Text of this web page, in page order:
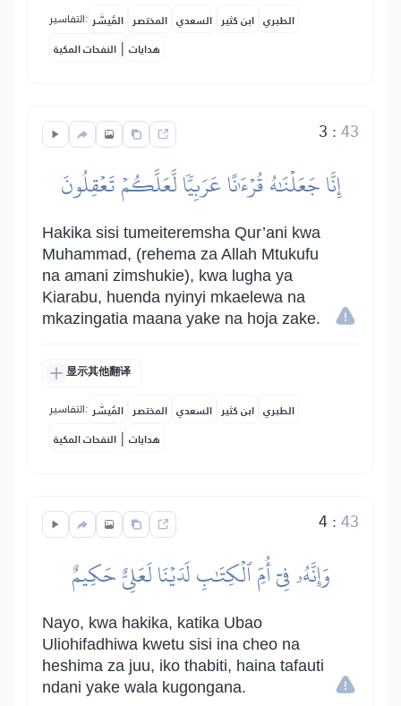
التفاسير: المُيسَّر المختصر السعدي ابن كثير الطبري
النفحات المكية | هدايات
3 :43
إِنَّا جَعَلۡنَٰهُ قُرۡءَٰنًا عَرَبِيّٗا لَّعَلَّكُمۡ تَعۡقِلُونَ
Hakika sisi tumeiteremsha Qur’ani kwa
Muhammad, (rehema za Allah Mtukufu
na amani zimshukie), kwa lugha ya
Kiarabu, huenda nyinyi mkaelewa na
mkazingatia maana yake na hoja zake.
显示其他翻译
التفاسير: المُيسَّر المختصر السعدي ابن كثير الطبري
النفحات المكية | هدايات
4:43
وَإِنَّهُۥ فِيٓ أُمِّ ٱلۡكِتَٰبِ لَدَيۡنَا لَعَلِيٌّ حَكِيمٌ
Nayo, kwa hakika, katika Ubao
Uliohifadhiwa kwetu sisi ina cheo na
heshima za juu, iko thabiti, haina tafauti
ndani yake wala kugongana.